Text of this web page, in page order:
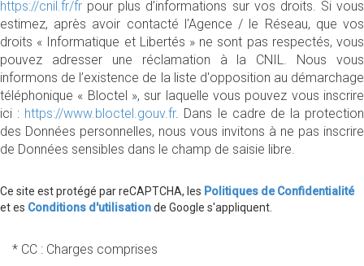
https://cnil.fr/fr pour plus d’informations sur vos droits. Si vous
estimez, après avoir contacté l'Agence / le Réseau, que vos
droits « Informatique et Libertés » ne sont pas respectés, vous
pouvez adresser une réclamation à la CNIL. Nous vous
informons de l’existence de la liste d'opposition au démarchage
téléphonique « Bloctel », sur laquelle vous pouvez vous inscrire
ici : https://www.bloctel.gouv.fr. Dans le cadre de la protection
des Données personnelles, nous vous invitons à ne pas inscrire
de Données sensibles dans le champ de saisie libre.
Ce site est protégé par reCAPTCHA, les Politiques de Confidentialité
et es Conditions d'utilisationde Google s'appliquent.
* CC : Charges comprises